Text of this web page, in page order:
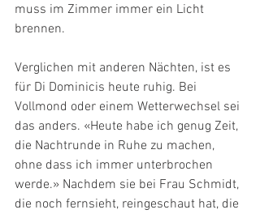
muss im Zimmer immer ein Licht
brennen.
Verglichen mit anderen Nächten, ist es
für Di Dominicis heute ruhig. Bei
Vollmond oder einem Wetterwechsel sei
das anders. «Heute habe ich genug Zeit,
die Nachtrunde in Ruhe zu machen,
ohne dass ich immer unterbrochen
werde.» Nachdem sie bei Frau Schmidt,
die noch fernsieht, reingeschaut hat, die